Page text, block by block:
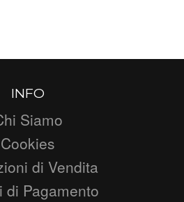
INFO
Siamo
Cookies
di Vendita
di Pagamento